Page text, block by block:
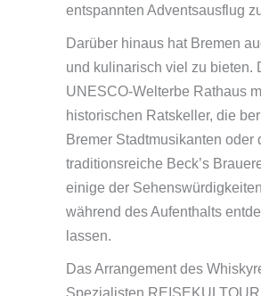
entspannten Adventsausflug
Darüber hinaus hat Bremen
und kulinarisch viel zu bieten.
UNESCO-Welterbe Rathaus
historischen Ratskeller, die
Bremer Stadtmusikanten oder
traditionsreiche Beck’s
einige der
während des Aufenthalts
lassen.
Das Arrangement des